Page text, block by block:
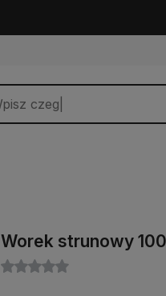
oferty
Worek strunowy